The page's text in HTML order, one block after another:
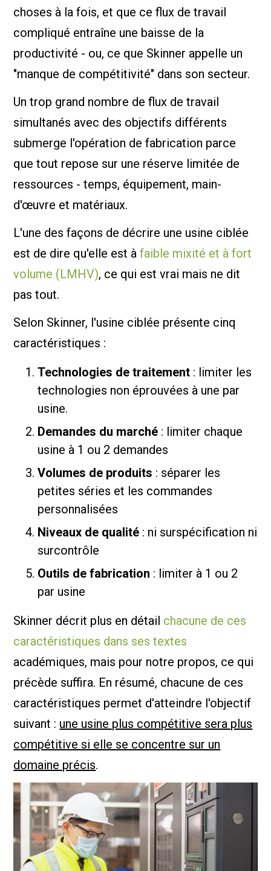
choses à la fois, et que ce flux de travail
compliqué entraîne une baisse de la
productivité - ou, ce que Skinner appelle un
"manque de compétitivité" dans son secteur.
Un trop grand nombre de flux de travail
simultanés avec des objectifs différents
submerge l'opération de fabrication parce
que tout repose sur une réserve limitée de
ressources - temps, équipement, main-
d'œuvre et matériaux.
L'une des façons de décrire une usine ciblée
est de dire qu'elle est àfaible mixité et à fort
volume (LMHV), ce qui est vrai mais ne dit
pas tout.
Selon Skinner, l'usine ciblée présente cinq
caractéristiques :
Technologies de traitement : limiter les
technologies non éprouvées à une par
usine.
Demandes du marché : limiter chaque
usine à 1 ou 2 demandes
Volumes de produits : séparer les
petites séries et les commandes
personnalisées
Niveaux de qualité : ni surspécification ni
surcontrôle
Outils de fabrication : limiter à 1 ou 2
par usine
Skinner décrit plus en détail chacune de ces
caractéristiques dans ses textes
académiques, mais pour notre propos, ce qui
précède suffira. En résumé, chacune de ces
caractéristiques permet d'atteindre l'objectif
suivant : une usine plus compétitive sera plus
compétitive si elle se concentre sur un
domaine précis.